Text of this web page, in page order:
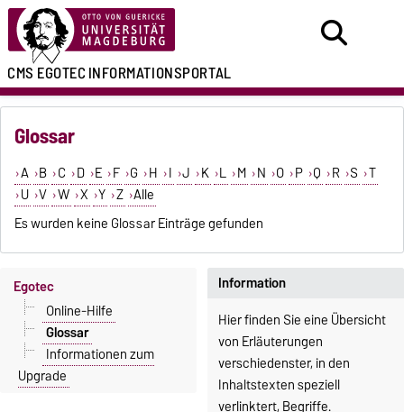
CMS EGOTECINFORMATIONSPORTAL
Glossar
A B C D E F G H I J K L M N O P Q R S T
U V W X Y Z Alle
Es wurden keine Glossar Einträge gefunden
Information
Hier finden Sie eine Übersicht
von Erläuterungen
verschiedenster, in den
Inhaltstexten speziell
verlinktert, Begriffe.
Egotec
Online-Hilfe
Glossar
Informationen zum
Upgrade